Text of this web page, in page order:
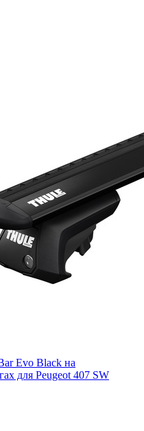
Evo Black на
для Peugeot 407 SW